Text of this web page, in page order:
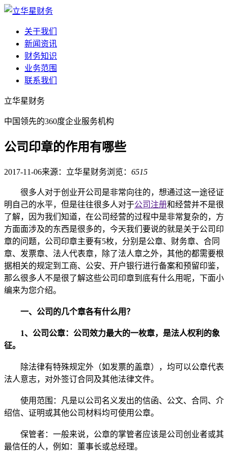
关于我们
新闻资讯
财务知识
业务范围
联系我们
立华星财务
中国领先的360度企业服务机构
公司印章的作用有哪些
2017-11-06来源：立华星财务浏览： 6515
很多人对于创业开公司是非常向往的，想通过这一途径证
明自己的水平，但是往往很多人对于公司注册和经营并不是很
了解，因为我们知道，在公司经营的过程中是非常复杂的，方
方面面涉及的东西是很多的，今天我们要说的就是关于公司印
章的问题，公司印章主要有5枚，分别是公章、财务章、合同
章、发票章、法人代表章，除了法人章之外，其他的都需要根
据相关的规定到工商、公安、开户银行进行备案和预留印鉴，
那么很多人不是很了解这些公司印章到底有什么用呢，下面小
编来为您介绍。
一、公司的几个章各有什么用？
1、公司公章：公司效力最大的一枚章，是法人权利的象
征。
除法律有特殊规定外（如发票的盖章），均可以公章代表
法人意志，对外签订合同及其他法律文件。
使用范围：凡是以公司名义发出的信函、公文、合同、介
绍信、证明或其他公司材料均可使用公章。
保管者：一般来说，公章的掌管者应该是公司创业者或其
最信任的人，例如：董事长或总经理。